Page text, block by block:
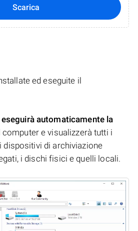
Scarica
ed eseguite il
eseguirà automaticamente la
computer e visualizzerà tutti i
dispositivi di archiviazione
i dischi fisici e quelli locali.